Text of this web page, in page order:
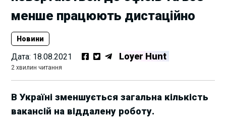
менше працюють дистаційно
Новини
Дата: 18.08.2021 Loyer Hunt
2 хвилин читання
В Україні зменшується загальна кількість
вакансій на віддалену роботу.